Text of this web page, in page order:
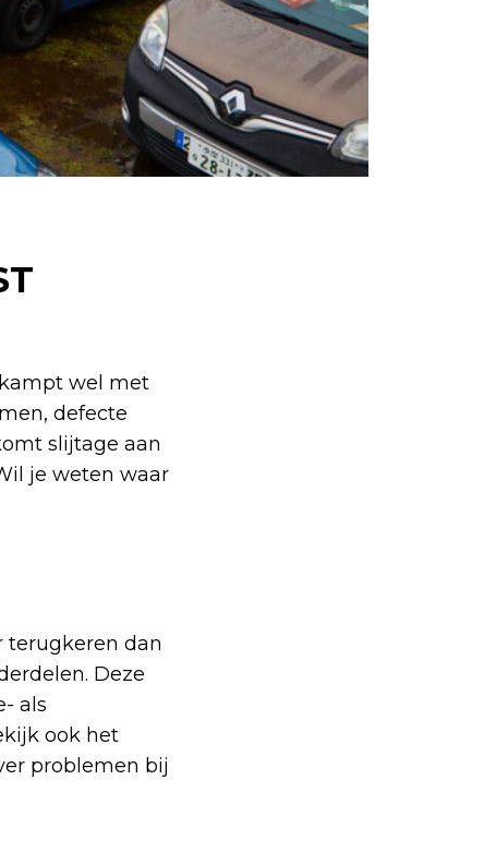
wel met
defecte
slijtage aan
je weten waar
terugkeren dan
Deze
als
ook het
problemen bij